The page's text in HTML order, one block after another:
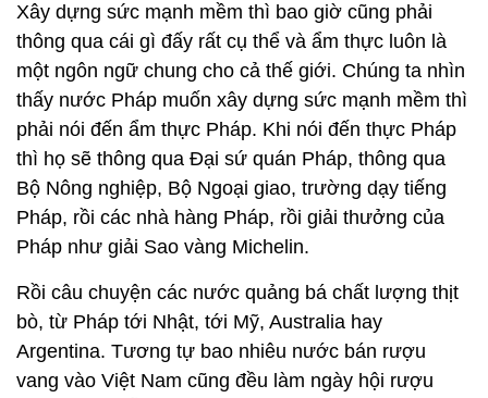
Xây dựng sức mạnh mềm thì bao giờ cũng phải
thông qua cái gì đấy rất cụ thể và ẩm thực luôn là
một ngôn ngữ chung cho cả thế giới. Chúng ta nhìn
thấy nước Pháp muốn xây dựng sức mạnh mềm thì
phải nói đến ẩm thực Pháp. Khi nói đến thực Pháp
thì họ sẽ thông qua Đại sứ quán Pháp, thông qua
Bộ Nông nghiệp, Bộ Ngoại giao, trường dạy tiếng
Pháp, rồi các nhà hàng Pháp, rồi giải thưởng của
Pháp như giải Sao vàng Michelin.
Rồi câu chuyện các nước quảng bá chất lượng thịt
bò, từ Pháp tới Nhật, tới Mỹ, Australia hay
Argentina. Tương tự bao nhiêu nước bán rượu
vang vào Việt Nam cũng đều làm ngày hội rượu